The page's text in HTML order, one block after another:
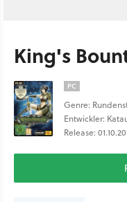
King's
PC
Genre:
Entwickler:
Release: